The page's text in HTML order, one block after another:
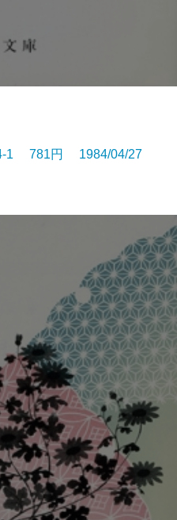
1 781円 1984/04/27